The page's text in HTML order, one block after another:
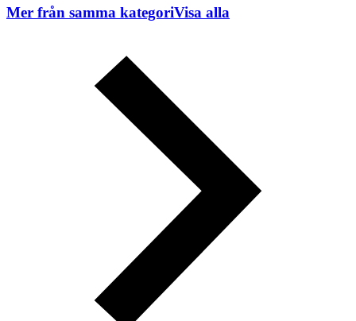
Mer från samma kategoriVisa alla